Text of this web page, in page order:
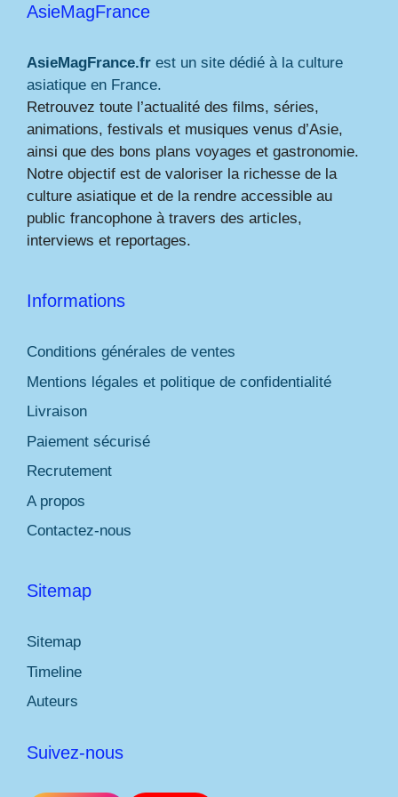
AsieMagFrance
AsieMagFrance.fr est un site dédié à la culture
asiatique en France.
Retrouvez toute l’actualité des films, séries,
animations, festivals et musiques venus d’Asie,
ainsi que des bons plans voyages et gastronomie.
Notre objectif est de valoriser la richesse de la
culture asiatique et de la rendre accessible au
public francophone à travers des articles,
interviews et reportages.
Informations
Conditions générales de ventes
Mentions légales et politique de confidentialité
Livraison
Paiement sécurisé
Recrutement
A propos
Contactez-nous
Sitemap
Sitemap
Timeline
Auteurs
Suivez-nous